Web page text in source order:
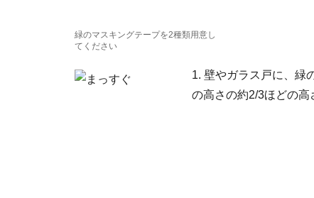
緑のマスキングテープを2種類用意し
てください
1. 壁やガラス戸に、緑
の高さの約2/3ほどの高